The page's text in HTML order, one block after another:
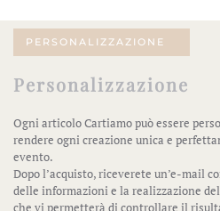
PERSONALIZZAZIONE
Personalizzazione
Ogni articolo Cartiamo può essere
rendere ogni creazione unica e
evento.
Dopo l’acquisto, riceverete un’e-mail
delle informazioni e la realizzazione
che vi permetterà di controllare il